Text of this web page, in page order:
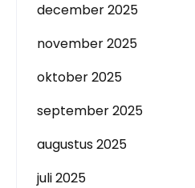
december 2025
november 2025
oktober 2025
september 2025
augustus 2025
juli 2025